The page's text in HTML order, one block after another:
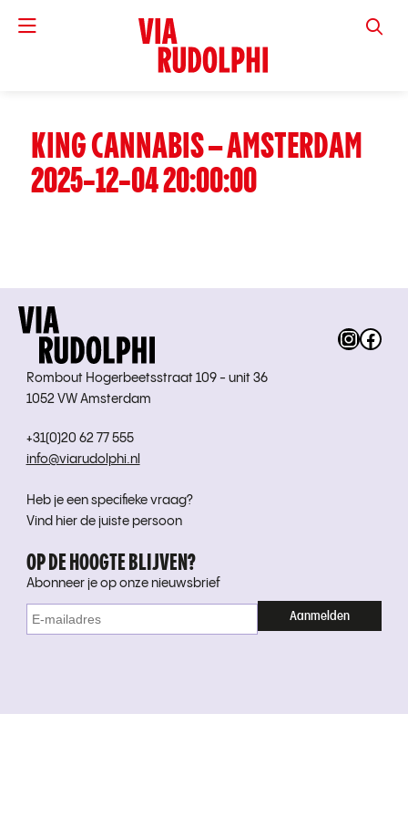
VIA
KING CANNABIS – AMSTERDAM
2025-12-04 20:00:00
Rombout Hogerbeetsstraat 109 - unit 36
1052 VW Amsterdam
+31(0)20 62 77 555
info@viarudolphi.nl
Heb je een specifieke vraag?
Vind hier de juiste persoon
OP DE HOOGTE BLIJVEN?
Abonneer je op onze nieuwsbrief